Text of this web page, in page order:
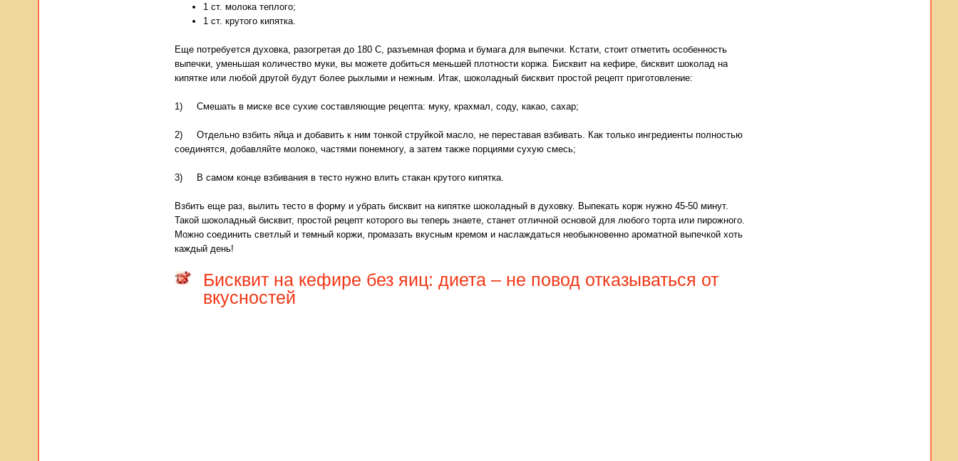
1 ст. молока теплого;
1 ст. крутого кипятка.
Еще потребуется духовка, разогретая до 180 С, разъемная форма и бумага для выпечки. Кстати, стоит отметить особенность
выпечки, уменьшая количество муки, вы можете добиться меньшей плотности коржа. Бисквит на кефире, бисквит шоколад на
кипятке или любой другой будут более рыхлыми и нежным. Итак, шоколадный бисквит простой рецепт приготовление:
1) Смешать в миске все сухие составляющие рецепта: муку, крахмал, соду, какао, сахар;
2) Отдельно взбить яйца и добавить к ним тонкой струйкой масло, не переставая взбивать. Как только ингредиенты полностью
соединятся, добавляйте молоко, частями понемногу, а затем также порциями сухую смесь;
3) В самом конце взбивания в тесто нужно влить стакан крутого кипятка.
Взбить еще раз, вылить тесто в форму и убрать бисквит на кипятке шоколадный в духовку. Выпекать корж нужно 45-50 минут.
Такой шоколадный бисквит, простой рецепт которого вы теперь знаете, станет отличной основой для любого торта или пирожного.
Можно соединить светлый и темный коржи, промазать вкусным кремом и наслаждаться необыкновенно ароматной выпечкой хоть
каждый день!
Бисквит на кефире без яиц: диета – не повод отказываться от
вкусностей